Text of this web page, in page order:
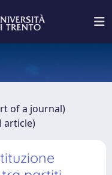
of a journal)
article)